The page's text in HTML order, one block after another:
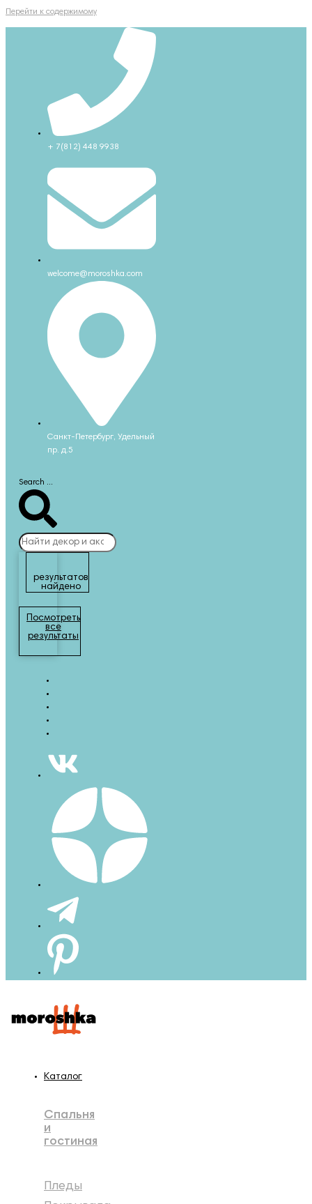
Перейти к содержимому
+ 7(812) 448 9938
welcome@moroshka.com
Санкт-Петербург, Удельный
пр. д.5
Search ...
результатов
найдено
Посмотреть
все
результаты
Каталог
Спальня
и
гостиная
Пледы